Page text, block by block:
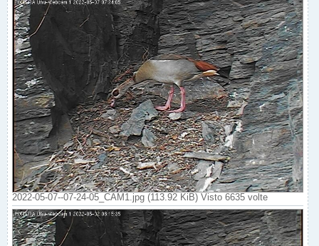
2022-05-07--07-24-05_CAM1.jpg (113.92 KiB) Visto 6635 volte